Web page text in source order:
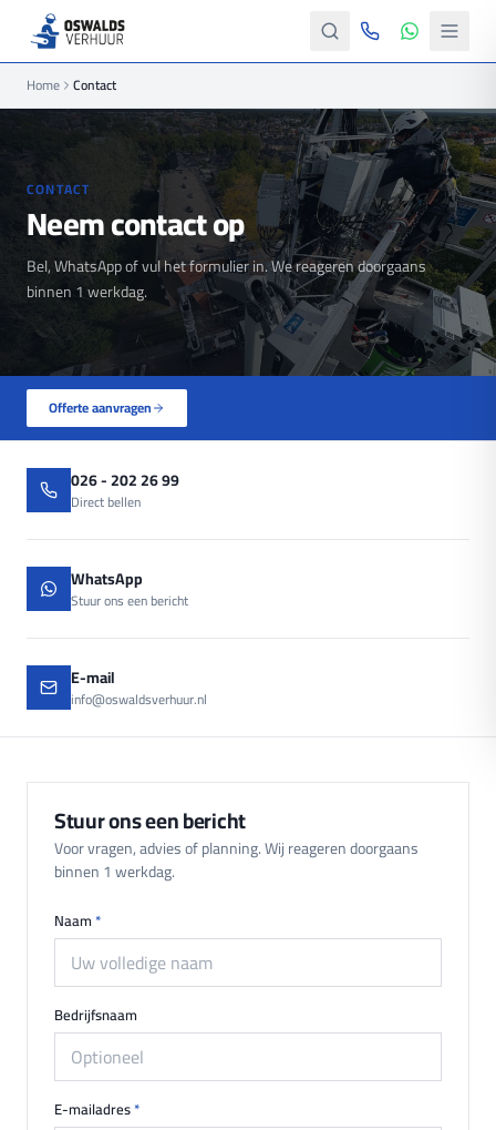
Home Contact
CONTACT
Neem contact op
Bel, WhatsApp of vul het formulier in. We reageren doorgaans
binnen 1 werkdag.
Offerte aanvragen
026 - 202 26 99
Direct bellen
WhatsApp
Stuur ons een bericht
E-mail
info@oswaldsverhuur.nl
Stuur ons een bericht
Voor vragen, advies of planning. Wij reageren doorgaans
binnen 1 werkdag.
Naam *
Bedrijfsnaam
E-mailadres*